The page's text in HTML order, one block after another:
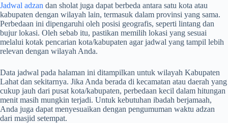
Jadwal adzan dan sholat juga dapat berbeda antara satu kota atau
kabupaten dengan wilayah lain, termasuk dalam provinsi yang sama.
Perbedaan ini dipengaruhi oleh posisi geografis, seperti lintang dan
bujur lokasi. Oleh sebab itu, pastikan memilih lokasi yang sesuai
melalui kotak pencarian kota/kabupaten agar jadwal yang tampil lebih
relevan dengan wilayah Anda.
Data jadwal pada halaman ini ditampilkan untuk wilayah Kabupaten
Lahat dan sekitarnya. Jika Anda berada di kecamatan atau daerah yang
cukup jauh dari pusat kota/kabupaten, perbedaan kecil dalam hitungan
menit masih mungkin terjadi. Untuk kebutuhan ibadah berjamaah,
Anda juga dapat menyesuaikan dengan pengumuman waktu adzan
dari masjid setempat.